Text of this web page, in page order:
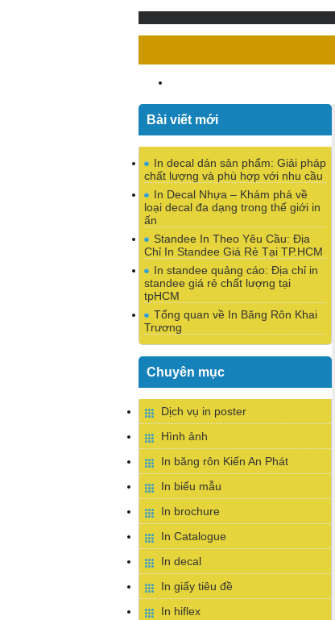
Bài viết mới
In decal dán sản phẩm: Giải pháp
chất lượng và phù hợp với nhu cầu
In Decal Nhựa – Khám phá về
loại decal đa dạng trong thế giới in
ấn
Standee In Theo Yêu Cầu: Địa
Chỉ In Standee Giá Rẻ Tại TP.HCM
In standee quảng cáo: Địa chỉ in
standee giá rẻ chất lượng tại
tpHCM
Tổng quan về In Băng Rôn Khai
Trương
Chuyên mục
Dịch vụ in poster
Hình ảnh
In băng rôn Kiến An Phát
In biểu mẫu
In brochure
In Catalogue
In decal
In giấy tiêu đề
In hiflex